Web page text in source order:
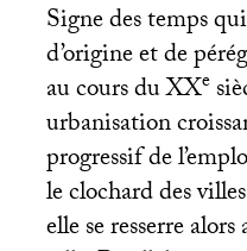
Signe des temps
d’origine et de
au cours duXXe
urbanisation
progressif de
le clochard des
elle se resserre